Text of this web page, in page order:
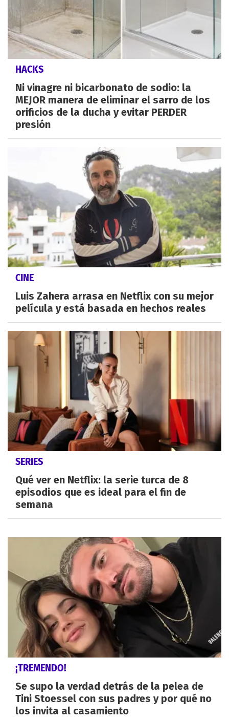
HACKS
Ni vinagre ni bicarbonato de sodio: la
MEJOR manera de eliminar el sarro de los
orificios de la ducha y evitar PERDER
presión
CINE
Luis Zahera arrasa en Netflix con su mejor
película y está basada en hechos reales
SERIES
Qué ver en Netflix: la serie turca de 8
episodios que es ideal para el fin de
semana
¡TREMENDO!
Se supo la verdad detrás de la pelea de
Tini Stoessel con sus padres y por qué no
los invita al casamiento